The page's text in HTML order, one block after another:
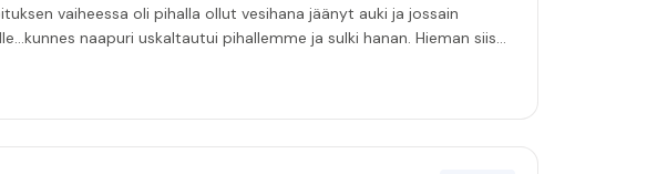
vaiheessa oli pihalla ollut vesihana jäänyt auki ja jossain
naapuri uskaltautui pihallemme ja sulki hanan. Hieman siis